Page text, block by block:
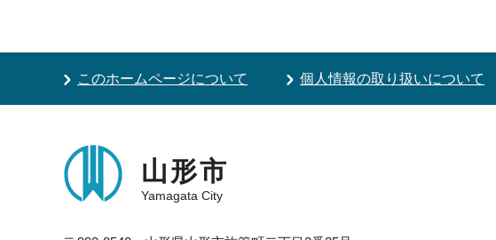
このホームページについて 個人情報の取り扱いについて
山形市
Yamagata City